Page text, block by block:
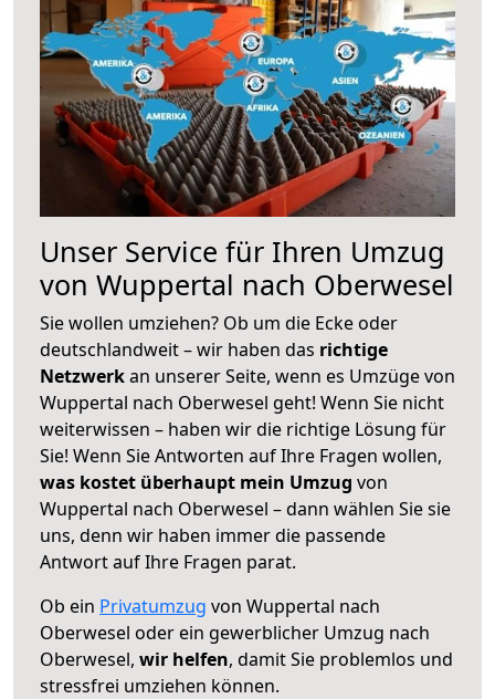
Unser Service für Ihren Umzug
von Wuppertal nach Oberwesel
Sie wollen umziehen? Ob um die Ecke oder
deutschlandweit – wir haben das richtige
Netzwerkan unserer Seite, wenn es Umzüge von
Wuppertal nach Oberwesel geht! Wenn Sie nicht
weiterwissen – haben wir die richtige Lösung für
Sie! Wenn Sie Antworten auf Ihre Fragen wollen,
was kostet überhaupt mein Umzug von
Wuppertal nach Oberwesel – dann wählen Sie sie
uns, denn wir haben immer die passende
Antwort auf Ihre Fragen parat.
Ob ein Privatumzug von Wuppertal nach
Oberwesel oder ein gewerblicher Umzug nach
Oberwesel, wir helfen, damit Sie problemlos und
stressfrei umziehen können.